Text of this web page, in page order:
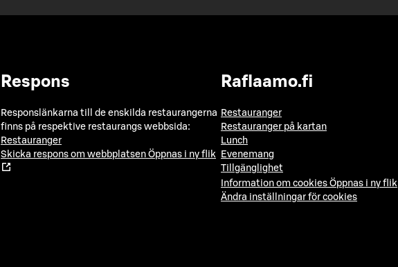
Respons
Responslänkarna till de enskilda restaurangerna
finns på respektive restaurangs webbsida:
Restauranger
Skicka respons om webbplatsen Öppnas i ny flik
Raflaamo.fi
Restauranger
Restauranger på kartan
Lunch
Evenemang
Tillgänglighet
Information om cookies Öppnas i ny flik
Ändra inställningar för cookies